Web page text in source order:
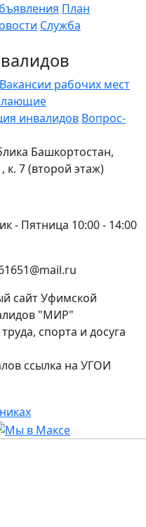
План
Служба
Вакансии рабочих мест
инвалидов Вопрос-
Башкортостан,
к. 7 (второй этаж)
- Пятница 10:00 - 14:00
сайт Уфимской
"МИР"
спорта и досуга
ссылка на УГОИ